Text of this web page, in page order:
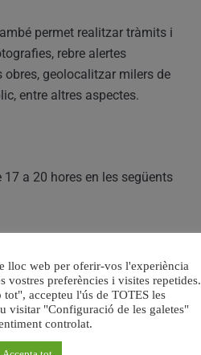
permet realitzar tràmits i
rebre alertes
geolocalitzar milers de
entre altres aspectes.
a 20 hores en les següents
Plaça de Bous) i edifici de
i plaça de Patraix.
i Història) i Carrer de Jorge
i plaça de Benimaclet.
lloc web per oferir-vos l'experiència
vostres preferències i visites repetides.
accepteu l'ús de TOTES les
visitar "Configuració de les galetes"
controlat.